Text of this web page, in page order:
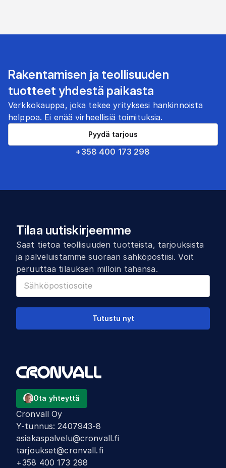
Rakentamisen ja teollisuuden
tuotteet yhdestä paikasta
Verkkokauppa, joka tekee yrityksesi hankinnoista
helppoa. Ei enää virheellisiä toimituksia.
+358 400 173 298
Pyydä tarjous
Tilaa uutiskirjeemme
Saat tietoa teollisuuden tuotteista, tarjouksista
ja palveluistamme suoraan sähköpostiisi. Voit
peruuttaa tilauksen milloin tahansa.
Tutustu nyt
Ota yhteyttä
Cronvall Oy
Y-tunnus:2407943-8
asiakaspalvelu@cronvall.fi
tarjoukset@cronvall.fi
+358 400 173 298